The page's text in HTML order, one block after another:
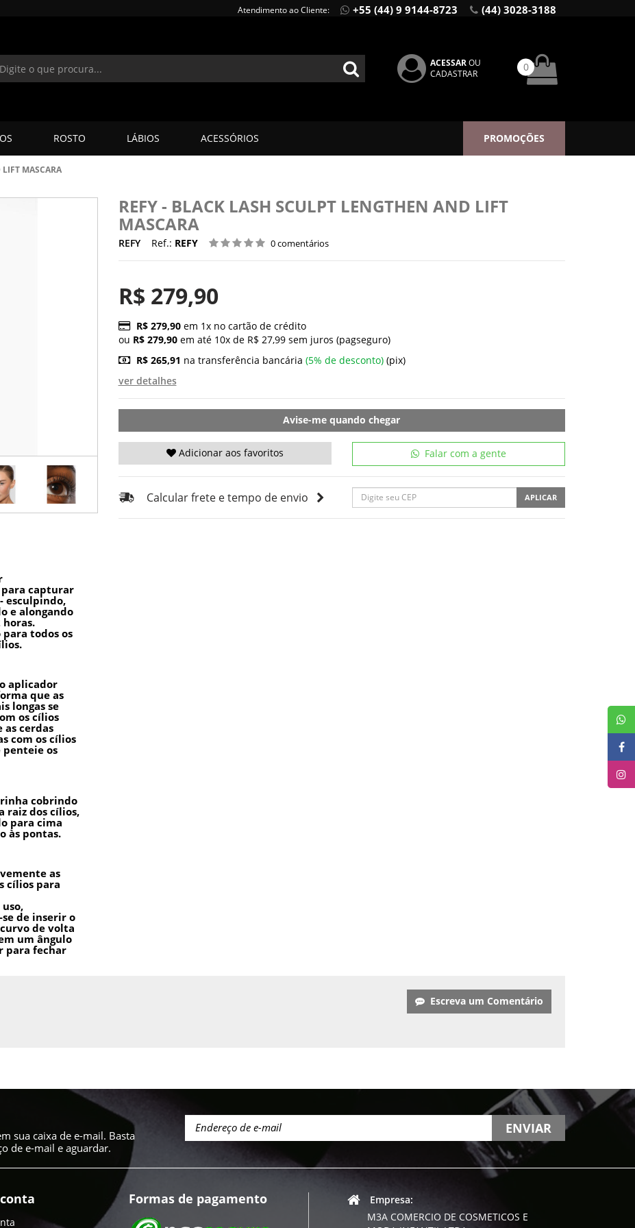
Atendimento ao Cliente: +55 (44) 9 9144-8723 (44) 3028-3188
ACESSAROU
CADASTRAR
0
ROSTO LÁBIOS ACESSÓRIOS PROMOÇÕES
MASCARA
REFY - BLACK LASH SCULPT LENGTHEN AND LIFT
MASCARA
REFY Ref.: REFY 0 comentários
R$ 279,90
R$ 279,90em 1x no cartão de crédito
ou R$ 279,90em até 10x de R$ 27,99 sem juros (pagseguro)
R$ 265,91 na transferência bancária (5% de desconto)(pix)
ver detalhes
Avise-me quando chegar
Adicionar aos favoritos Falar com a gente
Calcular frete e tempo de envio APLICAR
capturar
esculpindo,
e alongando
horas.
todos os
aplicador
que as
longas se
os cílios
as cerdas
com os cílios
os
cobrindo
raiz dos cílios,
para cima
às pontas.
as
cílios para
de inserir o
de volta
um ângulo
para fechar
Escreva um Comentário
sua caixa de e-mail. Basta
de e-mail e aguardar.
ENVIAR
Formas de pagamento
Empresa:
M3A COMERCIO DE COSMETICOS E